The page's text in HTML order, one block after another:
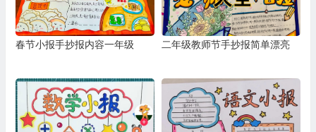
春节小报手抄报内容一年级 二年级教师节手抄报简单漂亮